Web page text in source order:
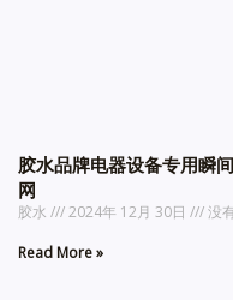
胶水品牌电器设备专用瞬
网
胶水 2024年 12月 30日
没
Read More »